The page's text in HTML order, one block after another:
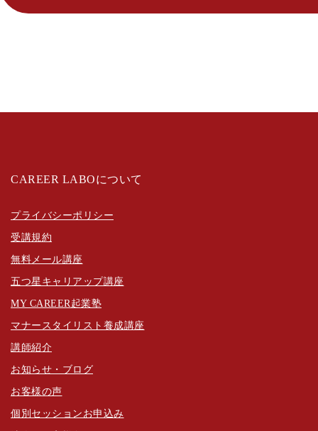
CAREER LABOについて
プライバシーポリシー
受講規約
無料メール講座
五つ星キャリアップ講座
MY CAREER起業塾
マナースタイリスト養成講座
講師紹介
お知らせ・ブログ
お客様の声
個別セッションお申込み